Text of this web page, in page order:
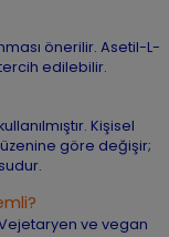
önerilir. Asetil-L-
edilebilir.
Kişisel
göre değişir;
Vejetaryen ve vegan